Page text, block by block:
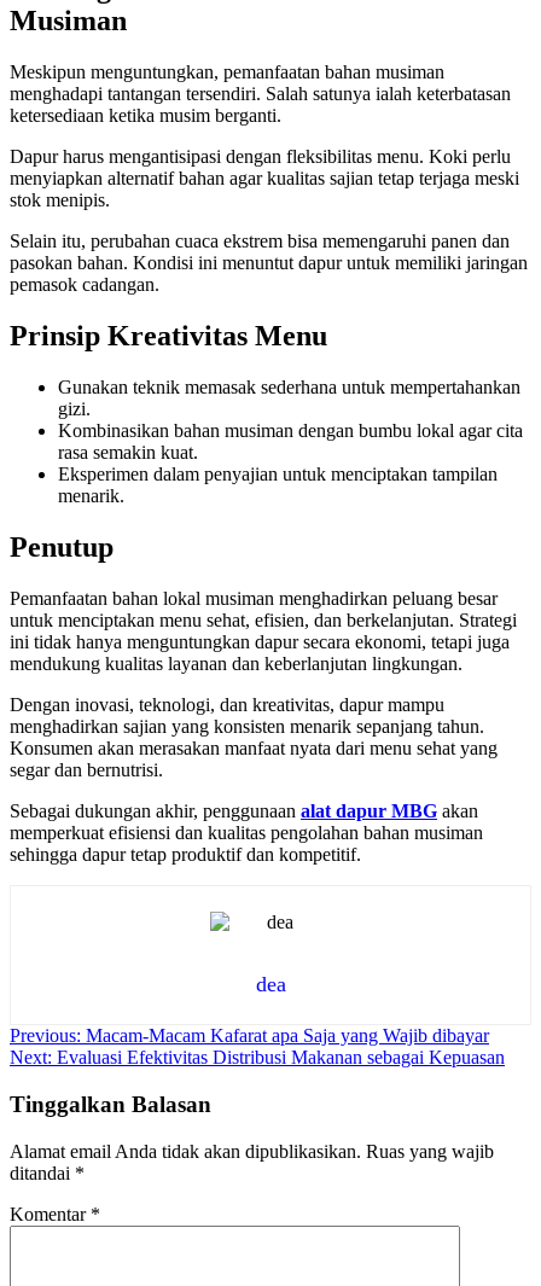
Musiman
Meskipun menguntungkan, pemanfaatan bahan musiman
menghadapi tantangan tersendiri. Salah satunya ialah keterbatasan
ketersediaan ketika musim berganti.
Dapur harus mengantisipasi dengan fleksibilitas menu. Koki perlu
menyiapkan alternatif bahan agar kualitas sajian tetap terjaga meski
stok menipis.
Selain itu, perubahan cuaca ekstrem bisa memengaruhi panen dan
pasokan bahan. Kondisi ini menuntut dapur untuk memiliki jaringan
pemasok cadangan.
Prinsip Kreativitas Menu
Gunakan teknik memasak sederhana untuk mempertahankan
gizi.
Kombinasikan bahan musiman dengan bumbu lokal agar cita
rasa semakin kuat.
Eksperimen dalam penyajian untuk menciptakan tampilan
menarik.
Penutup
Pemanfaatan bahan lokal musiman menghadirkan peluang besar
untuk menciptakan menu sehat, efisien, dan berkelanjutan. Strategi
ini tidak hanya menguntungkan dapur secara ekonomi, tetapi juga
mendukung kualitas layanan dan keberlanjutan lingkungan.
Dengan inovasi, teknologi, dan kreativitas, dapur mampu
menghadirkan sajian yang konsisten menarik sepanjang tahun.
Konsumen akan merasakan manfaat nyata dari menu sehat yang
segar dan bernutrisi.
Sebagai dukungan akhir, penggunaan alat dapur MBG akan
memperkuat efisiensi dan kualitas pengolahan bahan musiman
sehingga dapur tetap produktif dan kompetitif.
dea
Navigasi
pos
Previous: Macam-Macam Kafarat apa Saja yang Wajib dibayar
Next: Evaluasi Efektivitas Distribusi Makanan sebagai Kepuasan
Tinggalkan Balasan
Alamat email Anda tidak akan dipublikasikan. Ruas yang wajib
ditandai *
Komentar *